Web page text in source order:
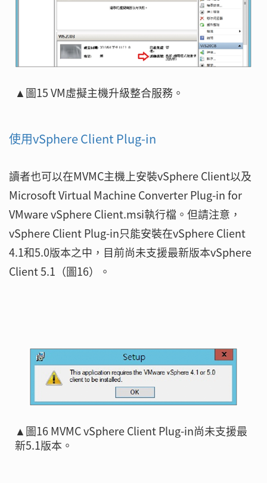
▲圖15 VM虛擬主機升級整合服務。
使用vSphere Client Plug-in
讀者也可以在MVMC主機上安裝vSphere Client以及
Microsoft Virtual Machine Converter Plug-in for
VMware vSphere Client.msi執行檔。但請注意，
vSphere Client Plug-in只能安裝在vSphere Client
4.1和5.0版本之中，目前尚未支援最新版本vSphere
Client 5.1（圖16）。
▲圖16 MVMC vSphere Client Plug-in尚未支援最
新5.1版本。